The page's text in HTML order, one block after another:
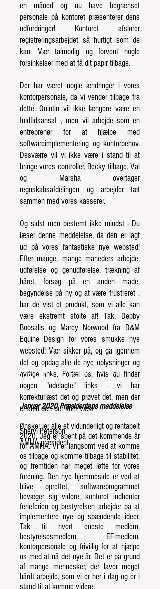
en måned og nu have begrænset
personale på kontoret præsenterer dens
udfordringer! Kontoret afslører
registreringsarbejdet så hurtigt som de
kan. Vær tålmodig
og forvent nogle
forsinkelser med at få dit papir tilbage.
Der har været nogle ændringer i vores
kontorpersonale, da vi vender tilbage fra
dette. Quintin vil ikke længere være en
fuldtidsansat , men vil arbejde som en
entreprenør for at hjælpe med
softwareimplementering og kontorbehov.
Desværre vil vi ikke være i stand til at
bringe vores controller, Becky tilbage. Val
og Marsha overtager
regnskabsafdelingen
og arbejder tæt
sammen med vores kasserer.
Og sidst men bestemt ikke mindst - Du
læser denne meddelelse, da den er lagt
ud på vores fantastiske nye websted!
Efter mange, mange måneders arbejde,
udførelse og genudførelse, trækning af
håret, forsøg på en anden måde,
begyndelse på ny og at være frustreret ,
har de vist et produkt, som vi alle kan
være ekstremt stolte af! Tak, Debby
Boosalis og Marcy Norwood fra D&M
Equine Design for vores smukke nye
websted! Vær sikker på, og gå igennem
det og opdag alle de nye oplysninger og
nyttige links. Fortæl os, hvis du finder
nogen "ødelagte" links - vi har
korrekturlæst det og prøvet det, men der
er altid den der kom væk!
Sheryl Peterson
AMHA præsident
AMHA PRÆSIDENTS
MEDDELELSE
Januar 2020 Præsidentens meddelelse
Ønsker jer alle et vidunderligt og rentabelt
2020. Jeg er spent på det kommende år
for AMHA. Vi er langsomt ved at komme
os tilbage og komme tilbage til stabilitet,
og fremtiden har meget løfte for vores
forening. Den nye hjemmeside er ved at
blive oprettet, softwareprogrammet
bevæger sig videre, kontoret indhenter
ferieferien og bestyrelsen arbejder på at
implementere nye og spændende ideer.
Tak til hvert eneste medlem,
bestyrelsesmedlem, EF-medlem,
kontorpersonale og frivillig for at hjælpe
os med at nå det nye år. Det er på grund
af mange mennesker, der laver meget
hårdt arbejde, som vi er her i dag og er i
stand til at komme videre.